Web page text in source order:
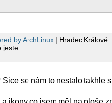
by ArchLinux | Hradec Králové
jeste...
se nám to nestalo takhle